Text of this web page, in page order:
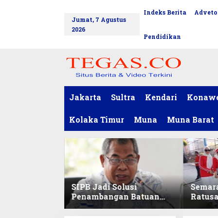
Jumat, 7 Agustus
2026
Indeks Berita
Pendidikan
Jakarta Sultra Kendari
Kolaka Timur Muna Muna Barat
SIPB Jadi Solusi
Penambangan Batuan
Komoditas ex-Golongan